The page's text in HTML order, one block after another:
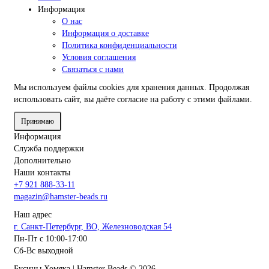
Информация
О нас
Информация о доставке
Политика конфиденциальности
Условия соглашения
Связаться с нами
Мы используем файлы cookies для хранения данных. Продолжая
использовать сайт, вы даёте согласие на работу с этими файлами.
Принимаю
Информация
Служба поддержки
Дополнительно
Наши контакты
+7 921 888-33-11
magazin@hamster-beads.ru
Наш адрес
г. Санкт-Петербург, ВО, Железноводская 54
Пн-Пт с 10:00-17:00
Сб-Вс выходной